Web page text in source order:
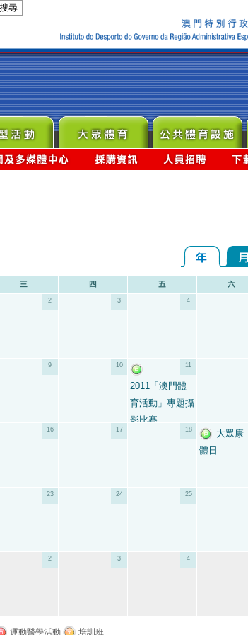
2 3 4
9 10 11
2011「澳門體
育活動」專題攝
影比賽
16 17 18
大眾康
體日
23 24 25
2 3 4
運動醫學活動 培訓班